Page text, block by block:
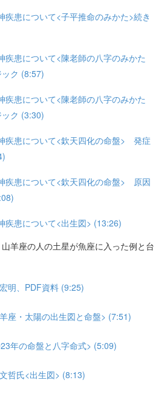
疾患について<子平推命のみかた>続き
疾患について<陳老師の八字のみかた
ク (8:57)
疾患について<陳老師の八字のみかた
ク (3:30)
疾患について<欽天四化の命盤> 発症
疾患について<欽天四化の命盤> 原因
疾患について<出生図> (13:26)
山羊座の人の土星が魚座に入った例と台
明、PDF資料 (9:25)
座・太陽の出生図と命盤> (7:51)
年の命盤と八字命式> (5:09)
哲氏<出生図> (8:13)